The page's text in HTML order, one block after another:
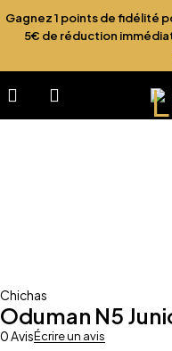
Gagnez 1 points de fidélité
5€ de réduction
Chichas
Oduman N5
0 AvisÉcrire un avis